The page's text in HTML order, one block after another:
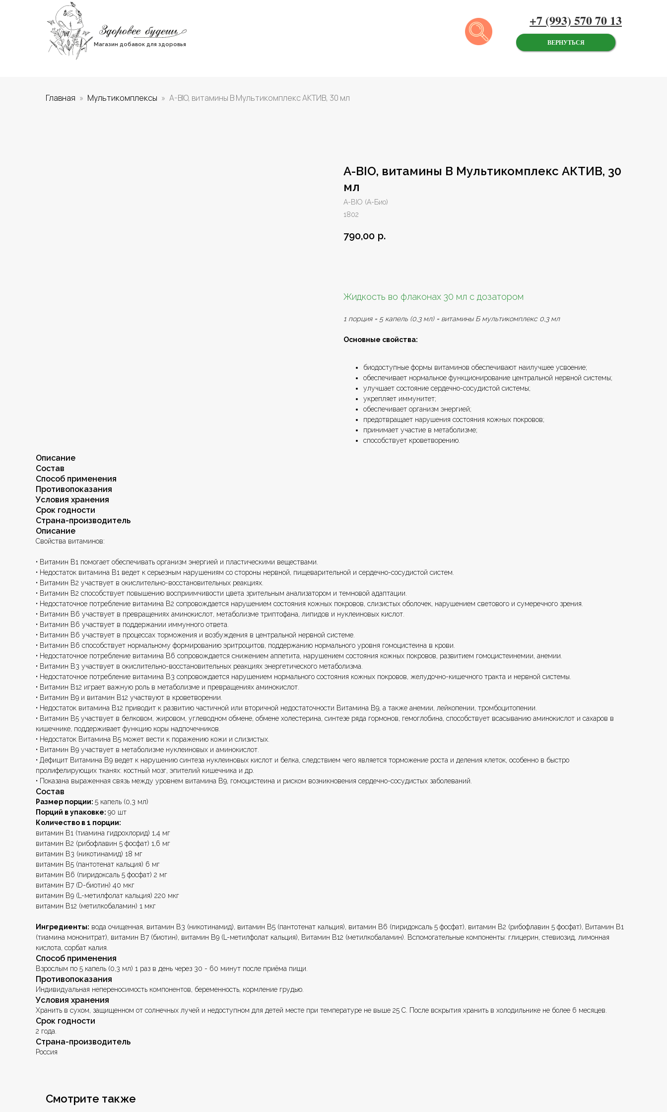
Магазин добавок для здоровья
+7 (993) 570 70 13
ВЕРНУТЬСЯ
Главная Мультикомплексы A-BIO, витамины В Мультикомплекс АКТИВ, 30 мл
A-BIO, витамины В Мультикомплекс АКТИВ, 30
мл
A-BIO (А-Био)
1802
790,00 р.
Жидкость во флаконах 30 мл с дозатором
1 порция = 5 капель (0,3 мл) = витамины Б мультикомплекс 0,3 мл
Основные свойства:
биодоступные формы витаминов обеспечивают наилучшее усвоение;
обеспечивает нормальное функционирование центральной нервной системы;
улучшает состояние сердечно-сосудистой системы;
укрепляет иммунитет;
обеспечивает организм энергией;
предотвращает нарушения состояния кожных покровов;
принимает участие в метаболизме;
способствует кроветворению.
Описание
Состав
Способ применения
Противопоказания
Условия хранения
Срок годности
Страна-производитель
Описание
Свойства витаминов:
• Витамин В1 помогает обеспечивать организм энергией и пластическими веществами.
• Недостаток витамина В1 ведет к серьезным нарушениям со стороны нервной, пищеварительной и сердечно-сосудистой систем.
• Витамин В2 участвует в окислительно-восстановительных реакциях.
• Витамин В2 способствует повышению восприимчивости цвета зрительным анализатором и темновой адаптации.
• Недостаточное потребление витамина В2 сопровождается нарушением состояния кожных покровов, слизистых оболочек, нарушением светового и сумеречного зрения.
• Витамин В6 участвует в превращениях аминокислот, метаболизме триптофана, липидов и нуклеиновых кислот.
• Витамин В6 участвует в поддержании иммунного ответа.
• Витамин В6 участвует в процессах торможения и возбуждения в центральной нервной системе.
• Витамин В6 способствует нормальному формированию эритроцитов, поддержанию нормального уровня гомоцистеина в крови.
• Недостаточное потребление витамина В6 сопровождается снижением аппетита, нарушением состояния кожных покровов, развитием гомоцистеинемии, анемии.
• Витамин В3 участвует в окислительно-восстановительных реакциях энергетического метаболизма.
• Недостаточное потребление витамина В3 сопровождается нарушением нормального состояния кожных покровов, желудочно-кишечного тракта и нервной системы.
• Витамин В12 играет важную роль в метаболизме и превращениях аминокислот.
• Витамин В9 и витамин В12 участвуют в кроветворении.
• Недостаток витамина В12 приводит к развитию частичной или вторичной недостаточности Витамина В9, а также анемии, лейкопении, тромбоцитопении.
• Витамин В5 участвует в белковом, жировом, углеводном обмене, обмене холестерина, синтезе ряда гормонов, гемоглобина, способствует всасыванию аминокислот и сахаров в
кишечнике, поддерживает функцию коры надпочечников.
• Недостаток Витамина В5 может вести к поражению кожи и слизистых.
• Витамин В9 участвует в метаболизме нуклеиновых и аминокислот.
• Дефицит Витамина В9 ведет к нарушению синтеза нуклеиновых кислот и белка, следствием чего является торможение роста и деления клеток, особенно в быстро
пролифелирующих тканях: костный мозг, эпителий кишечника и др.
• Показана выраженная связь между уровнем витамина В9, гомоцистеина и риском возникновения сердечно-сосудистых заболеваний.
Состав
Размер порции: 5 капель (0,3 мл)
Порций в упаковке: 90 шт
Количество в 1 порции:
витамин В1 (тиамина гидрохлорид) 1,4 мг
витамин B2 (рибофлавин 5 фосфат) 1,6 мг
витамин B3 (никотинамид) 18 мг
витамин В5 (пантотенат кальция) 6 мг
витамин В6 (пиридоксаль 5 фосфат) 2 мг
витамин В7 (D-биотин) 40 мкг
витамин В9 (L-метилфолат кальция) 220 мкг
витамин B12 (метилкобаламин) 1 мкг
Ингредиенты: вода очищенная, витамин В3 (никотинамид), витамин В5 (пантотенат кальция), витамин В6 (пиридоксаль 5 фосфат), витамин В2 (рибофлавин 5 фосфат), Витамин В1
(тиамина мононитрат), витамин В7 (биотин), витамин В9 (L-метилфолат кальция), Витамин В12 (метилкобаламин). Вспомогательные компоненты: глицерин, стевиозид, лимонная
кислота, сорбат калия.
Способ применения
Взрослым по 5 капель (0,3 мл) 1 раз в день через 30 - 60 минут после приёма пищи.
Противопоказания
Индивидуальная непереносимость компонентов, беременность, кормление грудью.
Условия хранения
Хранить в сухом, защищенном от солнечных лучей и недоступном для детей месте при температуре не выше 25 С. После вскрытия хранить в холодильнике не более 6 месяцев.
Срок годности
2 года.
Страна-производитель
Россия
Смотрите также